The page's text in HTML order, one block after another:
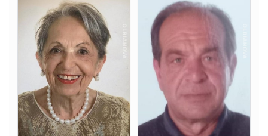
6 agosto 2026
5 agosto 2026